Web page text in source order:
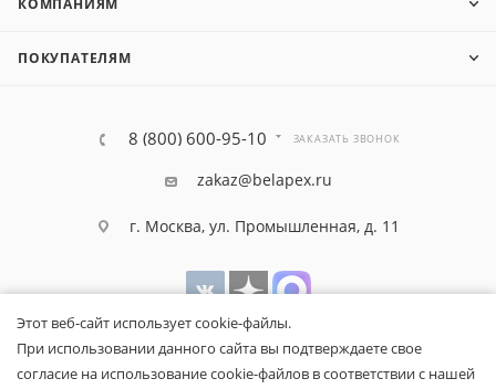
КОМПАНИЯМ
ПОКУПАТЕЛЯМ
8 (800) 600-95-10 ЗАКАЗАТЬ ЗВОНОК
zakaz@belapex.ru
г. Москва, ул. Промышленная, д. 11
Этот веб-сайт использует cookie-файлы.
При использовании данного сайта вы подтверждаете свое
согласие на использование cookie-файлов в соответствии с нашей